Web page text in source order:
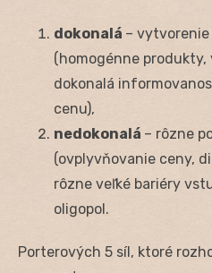
dokonalá –
(homogénne
dokonalá
cenu),
nedokonalá – rôzne
(ovplyvňovanie ceny,
rôzne veľké bariéry
oligopol.
Porterových 5 síl, ktoré